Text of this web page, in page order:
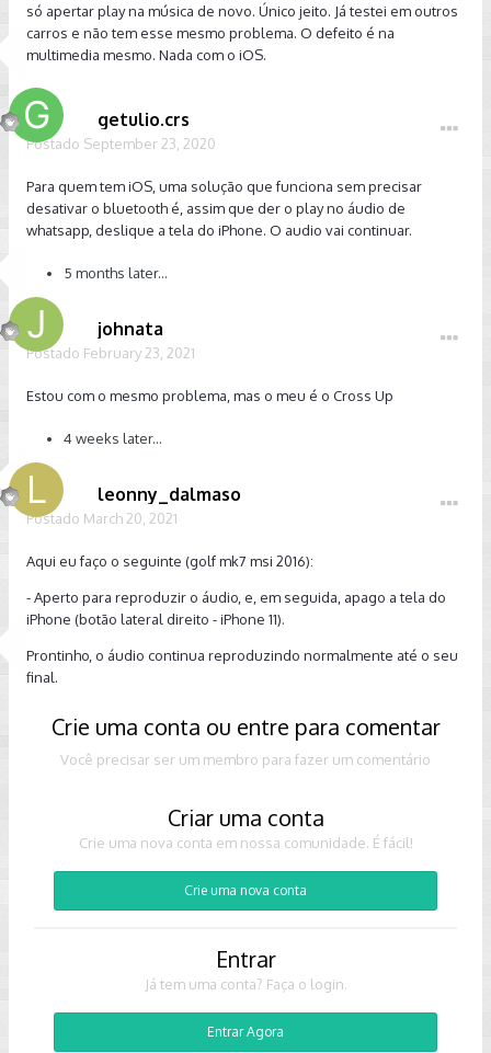
só apertar play na música de novo. Único jeito. Já testei em outros
carros e não tem esse mesmo problema. O defeito é na
multimedia mesmo. Nada com o iOS.
getulio.crs
Postado September 23, 2020
Para quem tem iOS, uma solução que funciona sem precisar
desativar o bluetooth é, assim que der o play no áudio de
whatsapp, deslique a tela do iPhone. O audio vai continuar.
5 months later...
johnata
Postado February 23, 2021
Estou com o mesmo problema, mas o meu é o Cross Up
4 weeks later...
leonny_dalmaso
Postado March 20, 2021
Aqui eu faço o seguinte (golf mk7 msi 2016):
- Aperto para reproduzir o áudio, e, em seguida, apago a tela do
iPhone (botão lateral direito - iPhone 11).
Prontinho, o áudio continua reproduzindo normalmente até o seu
final.
Crie uma conta ou entre para comentar
Você precisar ser um membro para fazer um comentário
Criar uma conta
Crie uma nova conta em nossa comunidade. É fácil!
Crie uma nova conta
Entrar
Já tem uma conta? Faça o login.
Entrar Agora